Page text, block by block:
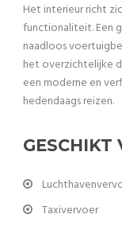
Het interieur richt
functionaliteit. Een
naadloos
het overzichtelijke
een moderne en
hedendaags reizen.
GESCHIKT
Taxivervoer